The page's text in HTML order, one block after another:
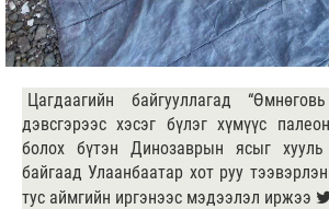
Цагдаагийн байгууллагад
дэвсгэрээс хэсэг бүлэг хүмүүс
болох бүтэн Динозаврын ясыг
байгаад Улаанбаатар хот руу
тус аймгийн иргэнээс мэдээлэл иржээ